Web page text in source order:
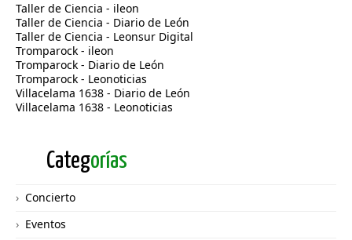
Taller de Ciencia - ileon
Taller de Ciencia - Diario de León
Taller de Ciencia - Leonsur Digital
Tromparock - ileon
Tromparock - Diario de León
Tromparock - Leonoticias
Villacelama 1638 - Diario de León
Villacelama 1638 - Leonoticias
Categorías
Concierto
Eventos